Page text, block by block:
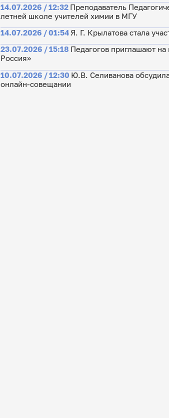
14.07.2026 / 12:32 Преподаватель
летней школе учителей химии в МГУ
14.07.2026 / 01:54 Я. Г. Крылатова стала
23.07.2026 / 15:18 Педагогов приглашают
Россия»
10.07.2026 / 12:30 Ю.В. Селиванова
онлайн-совещании